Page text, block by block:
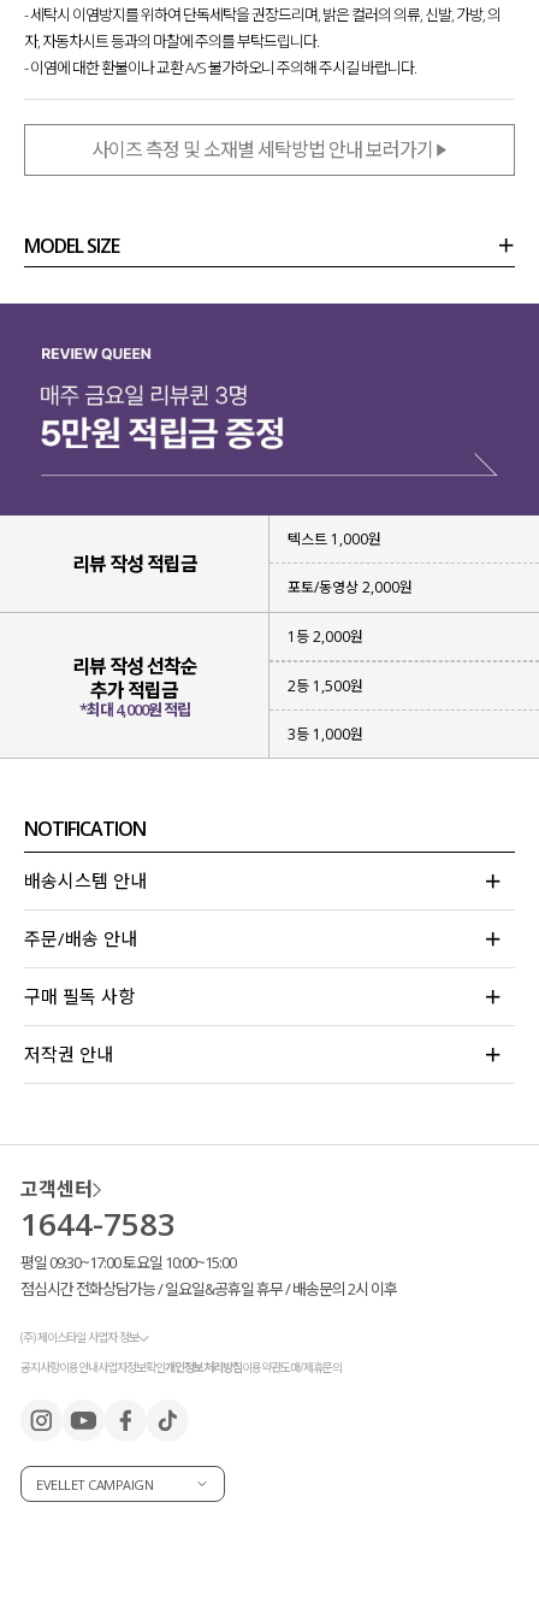
- 세탁시 이염방지를 위하여 단독세탁을 권장드리며, 밝은 컬러의 의류, 신발, 가방, 의
자, 자동차시트 등과의 마찰에 주의를 부탁드립니다.
- 이염에 대한 환불이나 교환 A/S 불가하오니 주의해 주시길 바랍니다.
사이즈 측정 및 소재별 세탁방법 안내 보러가기
MODEL SIZE
리뷰 작성 적립금
텍스트 1,000원
포토/동영상 2,000원
리뷰 작성 선착순
추가 적립금
*최대 4,000원 적립
1등 2,000원
2등 1,500원
3등 1,000원
NOTIFICATION
배송시스템 안내
주문/배송 안내
구매 필독 사항
저작권 안내
고객센터
1644-7583
평일 09:30~17:00 토요일 10:00~15:00
점심시간 전화상담가능 / 일요일&공휴일 휴무 / 배송문의 2시 이후
(주) 제이스타일 사업자 정보
공지사항이용안내사업자정보확인개인정보처리방침이용약관도매/제휴문의
EVELLET CAMPAIGN